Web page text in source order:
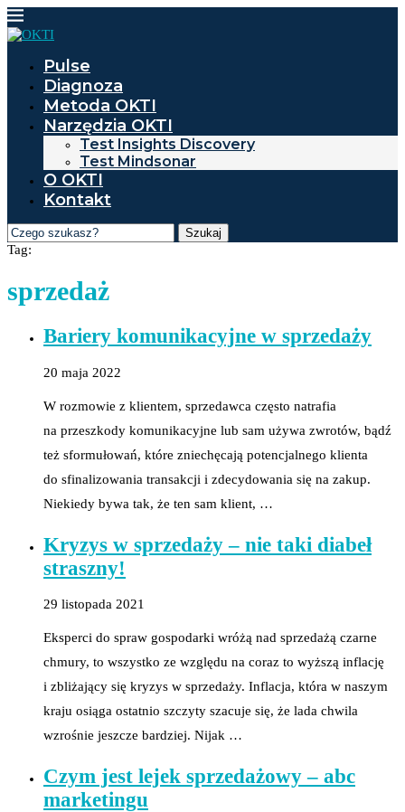
Pulse
Diagnoza
Metoda OKTI
Narzędzia OKTI
Test Insights Discovery
Test Mindsonar
O OKTI
Kontakt
Szukaj
Tag:
sprzedaż
Bariery komunikacyjne w sprzedaży
20 maja 2022
W rozmowie z klientem, sprzedawca często natrafia
na przeszkody komunikacyjne lub sam używa zwrotów, bądź
też sformułowań, które zniechęcają potencjalnego klienta
do sfinalizowania transakcji i zdecydowania się na zakup.
Niekiedy bywa tak, że ten sam klient, …
Kryzys w sprzedaży – nie taki diabeł
straszny!
29 listopada 2021
Eksperci do spraw gospodarki wróżą nad sprzedażą czarne
chmury, to wszystko ze względu na coraz to wyższą inflację
i zbliżający się kryzys w sprzedaży. Inflacja, która w naszym
kraju osiąga ostatnio szczyty szacuje się, że lada chwila
wzrośnie jeszcze bardziej. Nijak …
Czym jest lejek sprzedażowy – abc
marketingu